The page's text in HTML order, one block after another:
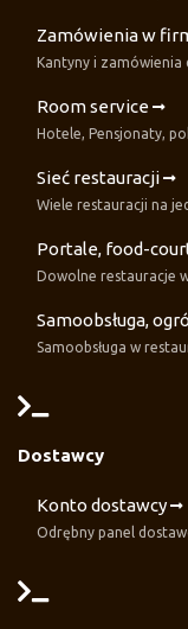
Zamówienia w
Kantyny i zamówienia
Room service
Hotele, Pensjonaty,
Sieć restauracji
Wiele restauracji na
Portale, food-
Dowolne restauracje
Samoobsługa,
Samoobsługa w
Dostawcy
Konto dostawcy
Odrębny panel